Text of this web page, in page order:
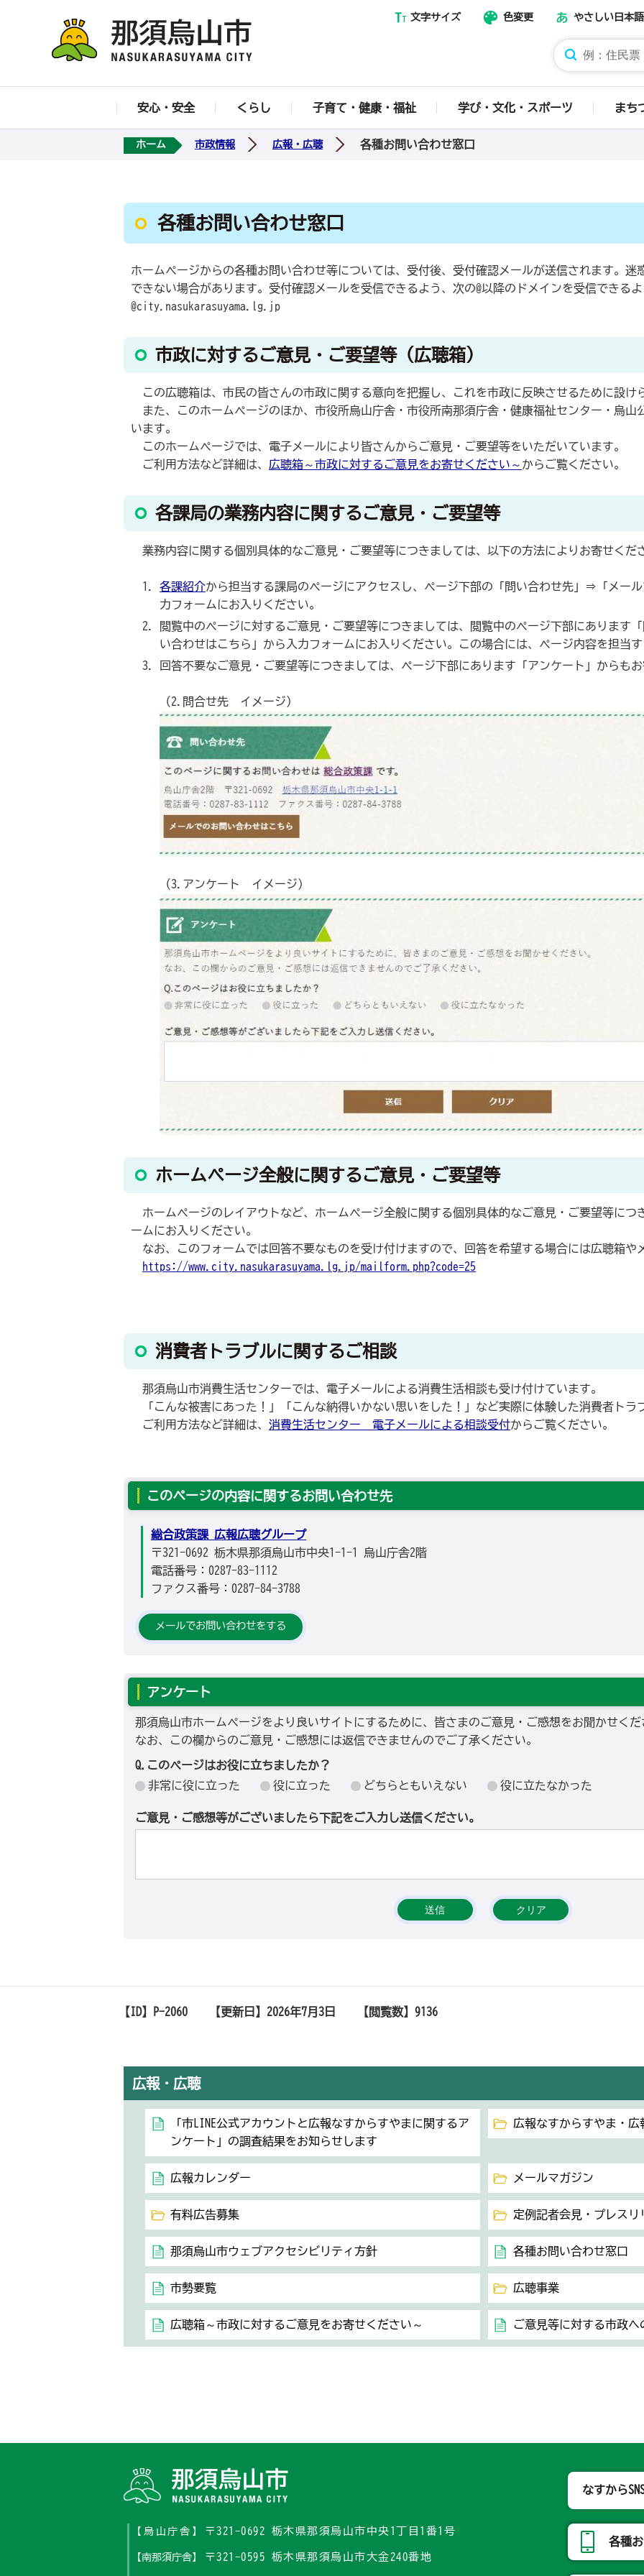
那須烏山市ホームページ
文字サイズ 色変更 やさしい日本語
安心・安全 くらし 子育て・健康・福祉 学び・文化・スポーツ まち
ホーム 市政情報 広報・広聴 各種お問い合わせ窓口
各種お問い合わせ窓口
ホームページからの各種お問い合わせ等については、受付後、受付確認メールが送信されます。迷
できない場合があります。受付確認メールを受信できるよう、次の@以降のドメインを受信できる
@city.nasukarasuyama.lg.jp
市政に対するご意見・ご要望等（広聴箱）
この広聴箱は、市民の皆さんの市政に関する意向を把握し、これを市政に反映させるために設け
また、このホームページのほか、市役所烏山庁舎・市役所南那須庁舎・健康福祉センター・烏山
います。
このホームページでは、電子メールにより皆さんからご意見・ご要望等をいただいています。
ご利用方法など詳細は、 広聴箱～市政に対するご意見をお寄せください～ からご覧ください。
各課局の業務内容に関するご意見・ご要望等
業務内容に関する個別具体的なご意見・ご要望等につきましては、以下の方法によりお寄せくだ
各課紹介から担当する課局のページにアクセスし、ページ下部の「問い合わせ先」⇒「メー
力フォームにお入りください。
閲覧中のページに対するご意見・ご要望等につきましては、閲覧中のページ下部にあります
い合わせはこちら」から入力フォームにお入りください。この場合には、ページ内容を担当
回答不要なご意見・ご要望等につきましては、ページ下部にあります「アンケート」からも
（2.問合せ先 イメージ）
（3.アンケート イメージ）
ホームページ全般に関するご意見・ご要望等
ホームページのレイアウトなど、ホームページ全般に関する個別具体的なご意見・ご要望等につ
ームにお入りください。
なお、このフォームでは回答不要なものを受け付けますので、回答を希望する場合には広聴箱や
https://www.city.nasukarasuyama.lg.jp/mailform.php?code=25
消費者トラブルに関するご相談
那須烏山市消費生活センターでは、電子メールによる消費生活相談も受け付けています。
「こんな被害にあった！」「こんな納得いかない思いをした！」など実際に体験した消費者トラ
ご利用方法など詳細は、 消費生活センター 電子メールによる相談受付からご覧ください。
このページの内容に関するお問い合わせ先
総合政策課 広報広聴グループ
〒321-0692 栃木県那須烏山市中央1-1-1 烏山庁舎2階
電話番号：0287-83-1112
ファクス番号：0287-84-3788
メールでお問い合わせをする
アンケート
那須烏山市ホームページをより良いサイトにするために、皆さまのご意見・ご感想をお聞かせくだ
なお、この欄からのご意見・ご感想には返信できませんのでご了承ください。
Q.このページはお役に立ちましたか？
非常に役に立った
役に立った どちらともいえない 役に立たなかった
ご意見・ご感想等がございましたら下記をご入力し送信ください。
【ID】 P-2060 【更新日】 2026年7月3日 【閲覧数】 9136
広報・広聴
「市LINE公式アカウントと広報なすからすやまに関するア
ンケート」の調査結果をお知らせします
広報なすからすやま・広
広報カレンダー メールマガジン
有料広告募集 定例記者会見・プレスリ
那須烏山市ウェブアクセシビリティ方針 各種お問い合わせ窓口
市勢要覧 広聴事業
広聴箱～市政に対するご意見をお寄せください～ ご意見等に対する市政
【烏山庁舎】 〒321-0692 栃木県那須烏山市中央1丁目1番1号
【南那須庁舎】 〒321-0595 栃木県那須烏山市大金240番地
なすから
各種